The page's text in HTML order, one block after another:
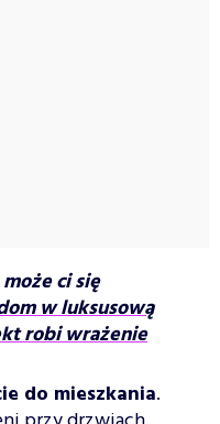
ci się
w luksusową
robi wrażenie
do mieszkania.